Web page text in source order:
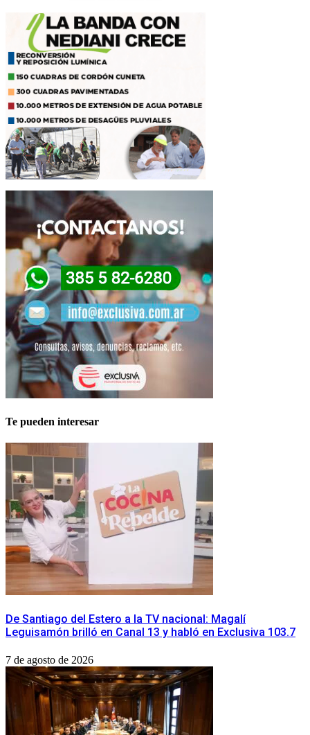
Te pueden interesar
De Santiago del Estero a la TV nacional: Magalí
Leguisamón brilló en Canal 13 y habló en Exclusiva 103.7
7 de agosto de 2026